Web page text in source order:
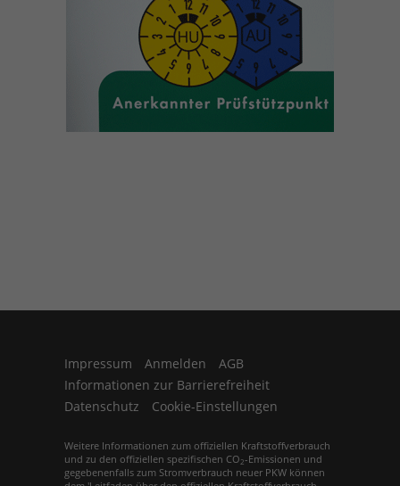
Impressum Anmelden
AGB
Informationen zur Barrierefreiheit
Datenschutz
Cookie-Einstellungen
Weitere Informationen zum offiziellen Kraftstoffverbrauch
und zu den offiziellen spezifischen CO 2-Emissionen und
gegebenenfalls zum Stromverbrauch neuer PKW können